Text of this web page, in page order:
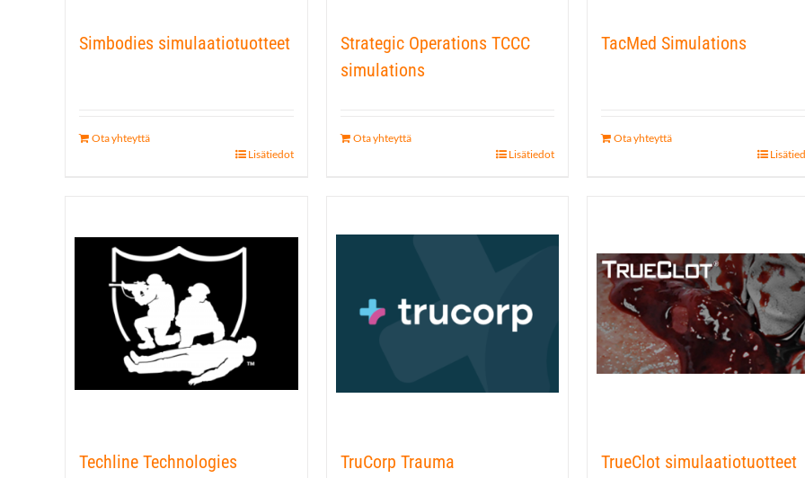
Simbodies simulaatiotuotteet
Ota yhteyttä
Lisätiedot
Strategic Operations TCCC
simulations
Ota yhteyttä
Lisätiedot
TacMed Simulations
Ota yhteyttä
Techline Technologies
TruCorp Trauma
TrueClot simulaatiotuotteet